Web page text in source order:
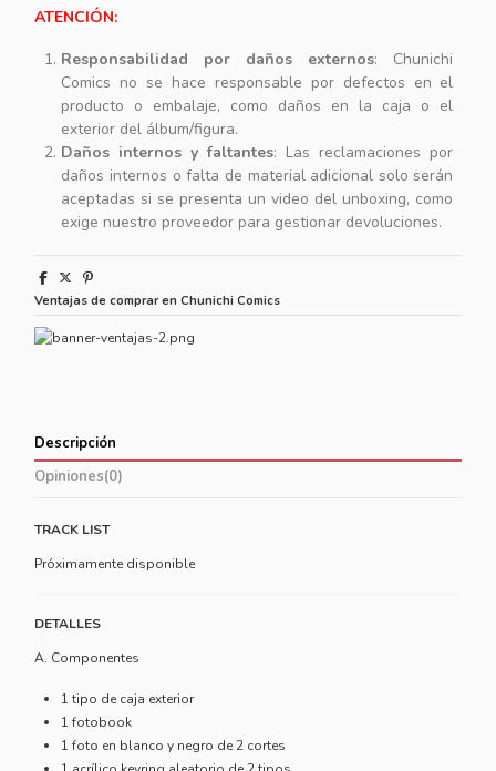
ATENCIÓN:
Responsabilidad por daños externos: Chunichi
Comics no se hace responsable por defectos en el
producto o embalaje, como daños en la caja o el
exterior del álbum/figura.
Daños internos y faltantes: Las reclamaciones por
daños internos o falta de material adicional solo serán
aceptadas si se presenta un video del unboxing, como
exige nuestro proveedor para gestionar devoluciones.
Ventajas de comprar en Chunichi Comics
Descripción
Opiniones(0)
TRACK LIST
Próximamente disponible
DETALLES
A. Componentes
1 tipo de caja exterior
1 fotobook
1 foto en blanco y negro de 2 cortes